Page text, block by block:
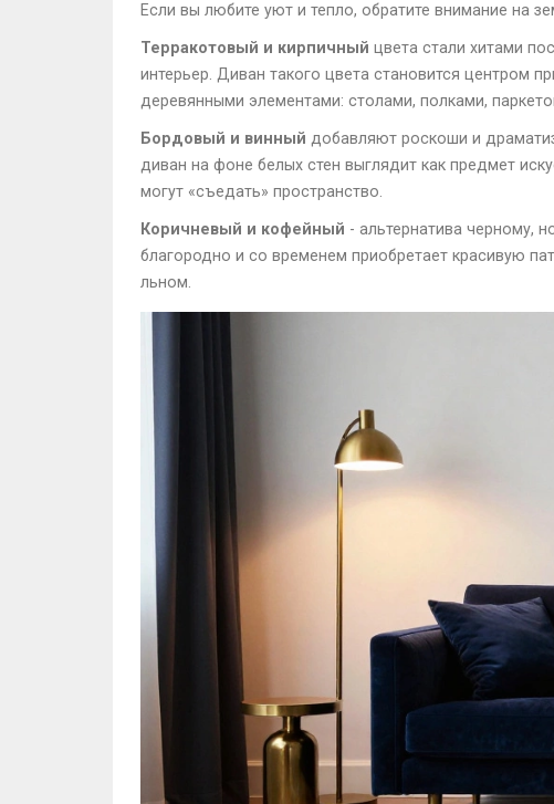
Если вы любите уют и тепло, обратите внимание на
Терракотовый и кирпичный цвета стали хитами
интерьер. Диван такого цвета становится центром
деревянными элементами: столами, полками,
Бордовый и винный добавляют роскоши и
диван на фоне белых стен выглядит как предмет
могут «съедать» пространство.
Коричневый и кофейный - альтернатива черному,
благородно и со временем приобретает красивую
льном.